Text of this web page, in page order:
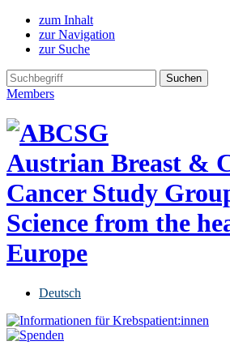
zum Inhalt
zur Navigation
zur Suche
Members
Austrian Breast &
Cancer Study
Science from the
Europe
Deutsch